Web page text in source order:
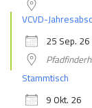
VCVD-
25 Sep. 26
Stammtisch
9 Okt. 26